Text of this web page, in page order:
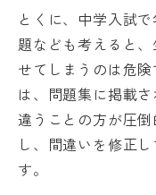
とくに、中学入試
題なども考えると
せてしまうのは危
は、問題集に掲載
違うことの方が圧
し、間違いを修正
す。